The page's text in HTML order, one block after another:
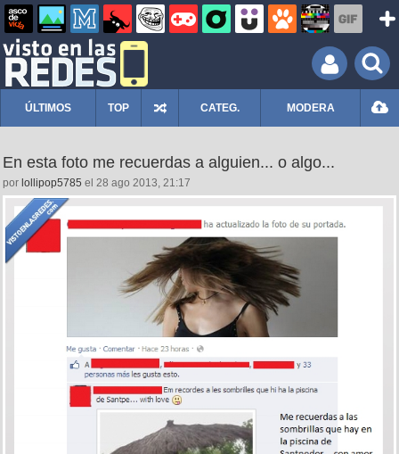
ÚLTIMOS TOP CATEG. MODERA
En esta foto me recuerdas a alguien... o algo...
por lollipop5785 el 28 ago 2013, 21:17